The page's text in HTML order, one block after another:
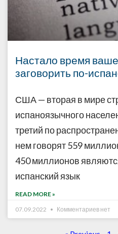
Настало время
заговорить по-
США — вторая в мире
испаноязычного
третий по
нем говорят 559
450 миллионов
испанский язык
READ MORE »
07.09.2022
Комментариев нет